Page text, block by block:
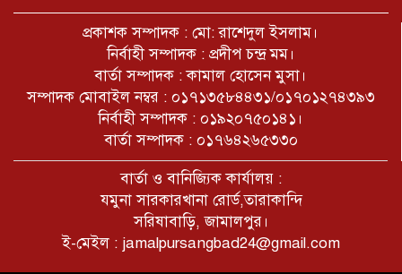
ইতিহাসে চিরস্মরণীয় হয়ে থাকবে”
আড়াই বছর বন্ধ যমুনা সার কারখানা
অতিরিক্ত ব্যয় ৭ হাজার ৩৬৫ কোটি
টাকা, আমদানিনির্ভরতায় চাপে অর্থনীতি
রক্তাক্ত আগস্ট- আল আমিন মিলু
প্রকাশক সম্পাদক : মো: রাশেদুল ইসলাম।
নির্বাহী সম্পাদক : প্রদীপ চন্দ্র মম।
বার্তা সম্পাদক : কামাল হোসেন মুসা।
সম্পাদক মোবাইল নম্বর : ০১৭১৩৫৮৪৪৩১/০১৭০১২৭৪৩৯৩
নির্বাহী সম্পাদক : ০১৯২০৭৫০১৪১।
বার্তা সম্পাদক : ০১৭৬৪২৬৫৩৩০
বার্তা ও বানিজ্যিক কার্যালয় :
যমুনা সারকারখানা রোর্ড,তারাকান্দি
সরিষাবাড়ি, জামালপুর।
ই-মেইল : jamalpursangbad24@gmail.com